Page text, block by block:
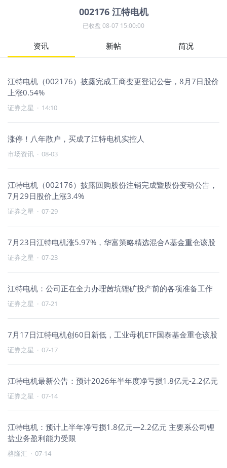
002176 江特电机
已收盘 08-07 15:00:00
资讯 新帖 简况
江特电机（002176）披露完成工商变更登记公告，8月7日股价
上涨0.54%
证券之星 · 14:10
涨停！八年散户，买成了江特电机实控人
市场资讯 · 08-03
江特电机（002176）披露回购股份注销完成暨股份变动公告，
7月29日股价上涨3.4%
证券之星 · 07-29
7月23日江特电机涨5.97%，华富策略精选混合A基金重仓该股
证券之星 · 07-23
江特电机：公司正在全力办理茜坑锂矿投产前的各项准备工作
证券之星 · 07-21
7月17日江特电机创60日新低，工业母机ETF国泰基金重仓该股
证券之星 · 07-17
江特电机最新公告：预计2026年半年度净亏损1.8亿元-2.2亿元
证券之星 · 07-14
江特电机：预计上半年净亏损1.8亿元—2.2亿元 主要系公司锂
盐业务盈利能力受限
格隆汇 · 07-14